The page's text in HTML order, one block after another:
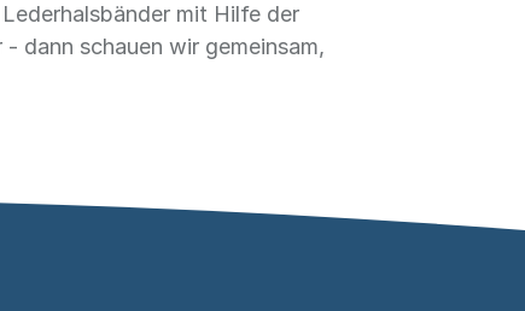
mit Hilfe der
dann schauen wir gemeinsam,